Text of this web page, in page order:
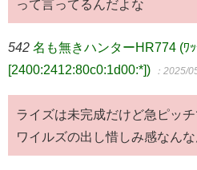
って言ってるんだよな
542 名も無きハンターHR774 (ﾜ
[2400:2412:80c0:1d00:*])
：2025/
ライズは未完成だけど急ピッ
ワイルズの出し惜しみ感なんな